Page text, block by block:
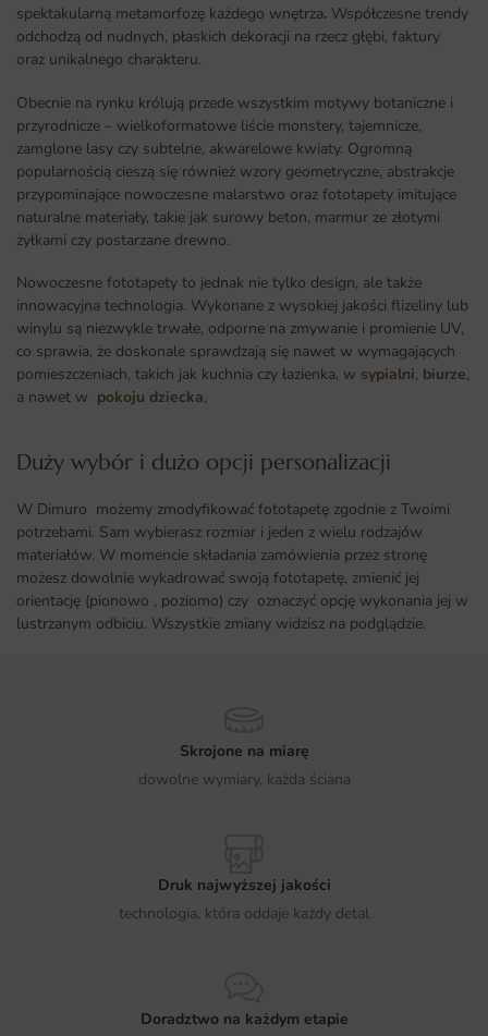
spektakularną metamorfozę każdego wnętrza. Współczesne trendy
odchodzą od nudnych, płaskich dekoracji na rzecz głębi, faktury
oraz unikalnego charakteru.
Obecnie na rynku królują przede wszystkim motywy botaniczne i
przyrodnicze – wielkoformatowe liście monstery, tajemnicze,
zamglone lasy czy subtelne, akwarelowe kwiaty. Ogromną
popularnością cieszą się również wzory geometryczne, abstrakcje
przypominające nowoczesne malarstwo oraz fototapety imitujące
naturalne materiały, takie jak surowy beton, marmur ze złotymi
żyłkami czy postarzane drewno.
Nowoczesne fototapety to jednak nie tylko design, ale także
innowacyjna technologia. Wykonane z wysokiej jakości flizeliny lub
winylu są niezwykle trwałe, odporne na zmywanie i promienie UV,
co sprawia, że doskonale sprawdzają się nawet w wymagających
pomieszczeniach, takich jak kuchnia czy łazienka, w sypialni, biurze,
a nawet w pokoju dziecka,
Duży wybór i dużo opcji personalizacji ​
W Dimuro możemy zmodyfikować fototapetę zgodnie z Twoimi
potrzebami. Sam wybierasz rozmiar i jeden z wielu rodzajów
materiałów. W momencie składania zamówienia przez stronę
możesz dowolnie wykadrować swoją fototapetę, zmienić jej
orientację (pionowo , poziomo) czy oznaczyć opcję wykonania jej w
lustrzanym odbiciu. Wszystkie zmiany widzisz na podglądzie.
Skrojone na miarę
dowolne wymiary, każda ściana
Druk najwyższej jakości
technologia, która oddaje każdy detal
Doradztwo na każdym etapie